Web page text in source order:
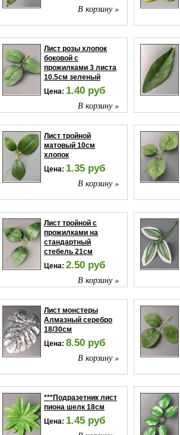
В корзину »
Лист розы хлопок
боковой с
прожилками 3 листа
10.5см зеленый
Цена: 1.40 руб
В корзину »
Лист тройной
матовый 10см
хлопок
Цена: 1.35 руб
В корзину »
Лист тройной с
прожилками на
стандартный
стебель 21см
Цена: 2.50 руб
В корзину »
Лист монстеры
Алмазный серебро
18/30см
Цена: 8.50 руб
В корзину »
***Подразетник лист
пиона шелк 18см
Цена: 1.45 руб